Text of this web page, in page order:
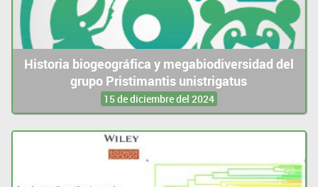
Historia biogeográfica y megabiodiversidad del
grupo Pristimantis unistrigatus
15 de diciembre del 2024